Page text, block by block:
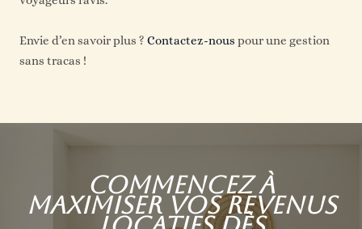
Envie d’en savoir plus ? Contactez-nous pour une gestion
sans tracas !
Commencez à
maximiser vos revenus